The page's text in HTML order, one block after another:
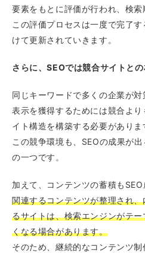
要素をもとに評価が行われ、検索
この評価プロセスは一度で完了
けて更新されていきます。
さらに、SEOでは競合サイトと
同じキーワードで多くの企業が
表示を獲得するためには競合よ
イト構造を構築する必要がありま
この競争環境も、SEOの成果が
の一つです。
加えて、コンテンツの蓄積もSEO
関連するコンテンツが整理され
るサイトは、検索エンジンがテ
くなる場合があります。
そのため、継続的なコンテンツ制